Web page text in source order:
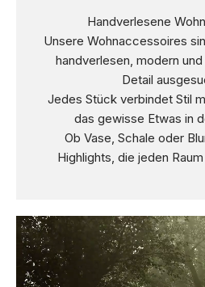
Handverlesene
Unsere Wohnaccessoires
handverlesen, modern
Detail
Jedes Stück verbindet Stil
das gewisse Etwas in
Ob Vase, Schale oder
Highlights, die jeden